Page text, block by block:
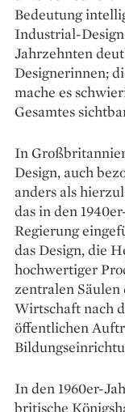
Bedeutung
Indus­trial-
Jahrzehnten
Designerinnen;
mache es
Gesamtes
In
Design, auch
anders als
das in den
Regierung
das Design, die
hochwertiger
zentralen
Wirtschaft nach
­öffentlichen
In den 1960er-
britische